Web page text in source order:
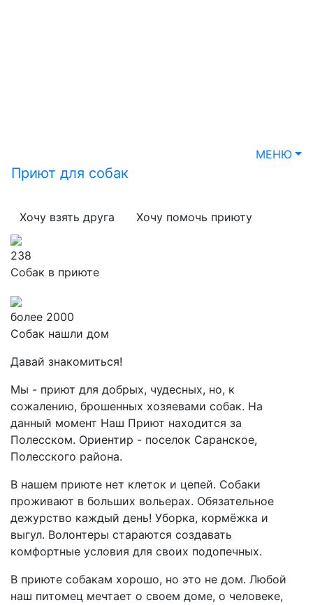
Приют для собак
МЕНЮ
Хочу взять друга Хочу помочь приюту
238
Собак в приюте
более 2000
Собак нашли дом
Давай знакомиться!
Мы - приют для добрых, чудесных, но, к
сожалению, брошенных хозяевами собак. На
данный момент Наш Приют находится за
Полесском. Ориентир - поселок Саранское,
Полесского района.
В нашем приюте нет клеток и цепей. Собаки
проживают в больших вольерах. Обязательное
дежурство каждый день! Уборка, кормёжка и
выгул. Волонтеры стараются создавать
комфортные условия для своих подопечных.
В приюте собакам хорошо, но это не дом. Любой
наш питомец мечтает о своем доме, о человеке,